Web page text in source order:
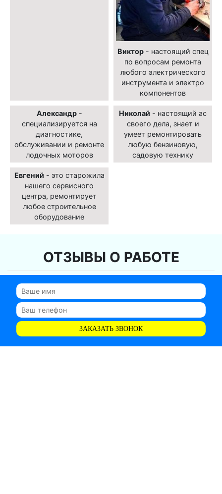
Виктор- настоящий спец
по вопросам ремонта
любого электрического
инструмента и электро
компонентов
Александр-
специализируется на
диагностике,
обслуживании и ремонте
лодочных моторов
Николай - настоящий ас
своего дела, знает и
умеет ремонтировать
любую бензиновую,
садовую технику
Евгений - это старожила
нашего сервисного
центра, ремонтирует
любое строительное
оборудование
ОТЗЫВЫ О РАБОТЕ
ЗАКАЗАТЬ ЗВОНОК